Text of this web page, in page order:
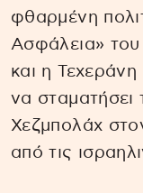
φθαρμένη
Ασφάλεια» του
και η
να σταματήσει
Χεζμπολάχ
από τις